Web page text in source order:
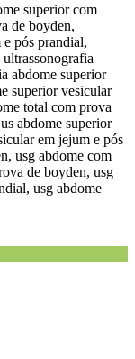
superior com
de boyden,
pós prandial,
abdome superior
superior vesicular
total com prova
abdome superior
em jejum e pós
usg abdome com
de boyden, usg
usg abdome